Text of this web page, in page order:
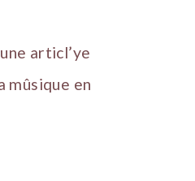
articl’ye
mûsique en